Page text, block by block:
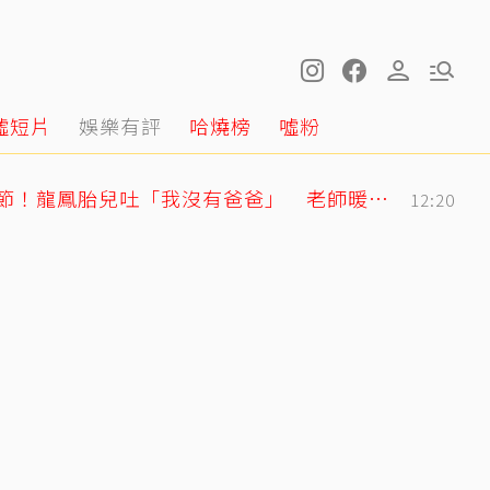
短片 娛樂有評 哈燒榜 噓粉
明金成走後第4個父親節！龍鳳胎兒吐「我沒有爸爸」 老師暖回一句話全網鼻酸 12:20